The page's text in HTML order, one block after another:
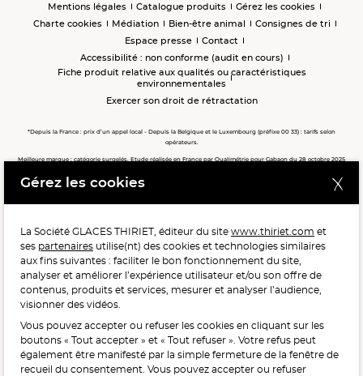
Mentions légales
Catalogue produits
Gérez les cookies
Charte cookies
Médiation Bien-être animal
Consignes de tri
Espace presse
Contact
Accessibilité : non conforme (audit en cours)
Fiche produit relative aux qualités ou caractéristiques
environnementales
Exercer son droit de rétractation
*Depuis la France : prix d’un appel local - Depuis la Belgique et le Luxembourg (préfixe 00 33) : tarifs selon
opérateurs.
Meilleure marque : catégorie surgelés. Etude réalisée en France par Qualimétrie pour Gabaon du 28 octobre 2025
Meilleure chaîne de magasins, Meilleur e-commerçant, Meilleure relation clients : catégorie surgelés. Étude
POUR VOTRE SANTÉ, MANGEZ AU MOINS CINQ FRUITS ET
LÉGUMES PAR JOUR.WWW.MANGERBOUGER.FR
L'abus d'alcool est dangereux pour la santé, à consommer
avec modération.
Gérez les cookies
La Société GLACES THIRIET, éditeur du site www.thiriet.com et
ses partenaires utilise(nt) des cookies et technologies similaires
aux fins suivantes : faciliter le bon fonctionnement du site,
analyser et améliorer l’expérience utilisateur et/ou son offre de
contenus, produits et services, mesurer et analyser l’audience,
visionner des vidéos.
Vous pouvez accepter ou refuser les cookies en cliquant sur les
boutons « Tout accepter » et « Tout refuser ». Votre refus peut
également être manifesté par la simple fermeture de la fenêtre de
recueil du consentement. Vous pouvez accepter ou refuser